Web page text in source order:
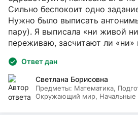
Сильно беспокоит одно
Нужно было выписать
пару). Я выписала «ни живой
переживаю, засчитают ли «ни»
Ответ дан
Светлана Борисовна
Предметы: Математика,
Окружающий мир, Начальные